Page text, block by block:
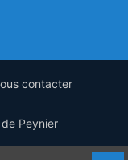
contacter
Peynier